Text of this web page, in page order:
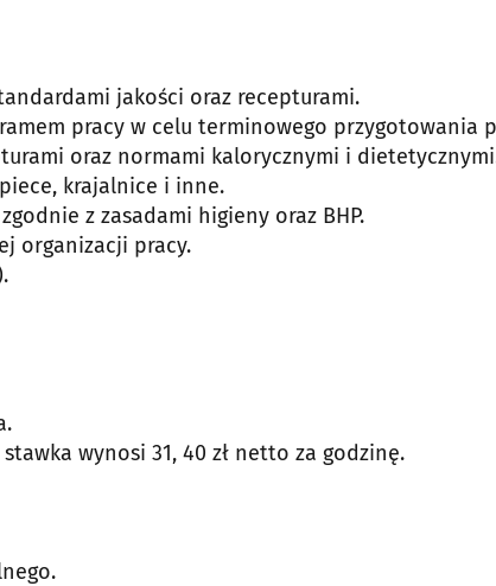
jakości oraz recepturami.
pracy w celu terminowego przygotowania
oraz normami kalorycznymi i
krajalnice i inne.
z zasadami higieny oraz BHP.
organizacji pracy.
wynosi 31, 40 zł netto za godzinę.